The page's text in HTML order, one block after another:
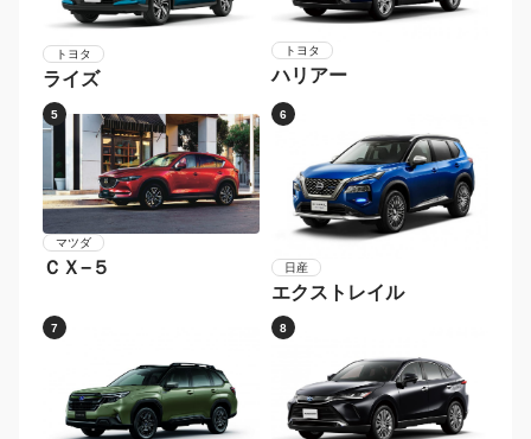
トヨタ
ライズ
トヨタ
ハリアー
5
マツダ
ＣＸ−５
6
日産
エクストレイル
7 8